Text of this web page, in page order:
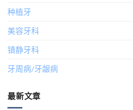
种植牙
美容牙科
镇静牙科
牙周病/牙龈病
最新文章